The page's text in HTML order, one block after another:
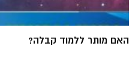
האם מותר ללמוד קבלה?